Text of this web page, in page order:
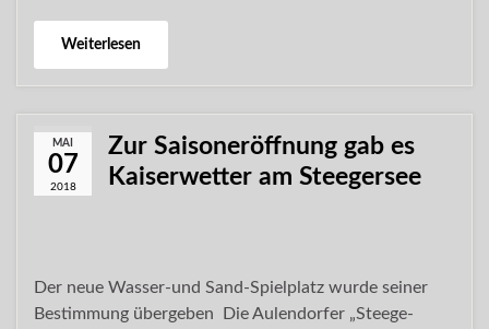
Weiterlesen
MAI
07
2018
Zur Saisoneröffnung gab es
Kaiserwetter am Steegersee
Der neue Wasser-und Sand-Spielplatz wurde seiner
Bestimmung übergeben Die Aulendorfer „Steege-